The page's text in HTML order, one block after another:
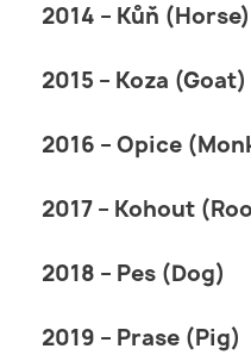
2014 – Kůň (Horse)
2015 – Koza (Goat)
2016 – Opice
2017 – Kohout
2018 – Pes (Dog)
2019 – Prase (Pig)